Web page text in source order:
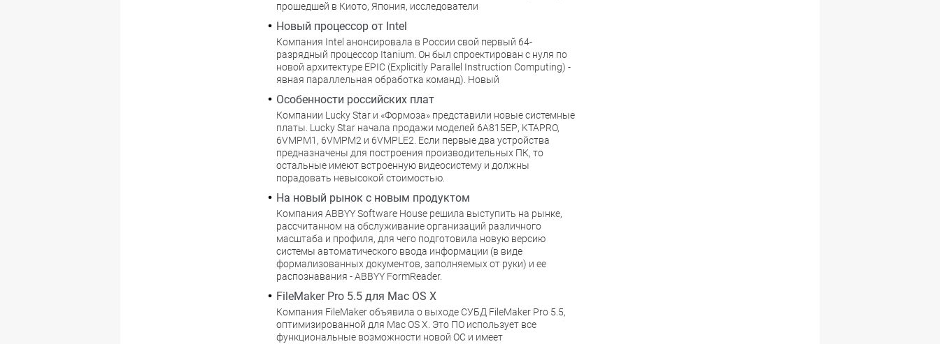
прошедшей в Киото, Япония, исследователи
Новый процессор от Intel
Компания Intel анонсировала в России свой первый 64-
разрядный процессор Itanium. Он был спроектирован с нуля по
новой архитектуре EPIC (Explicitly Parallel Instruction Computing) -
явная параллельная обработка команд). Новый
Особенности российских плат
Компании Lucky Star и «Формоза» представили новые системные
платы. Lucky Star начала продажи моделей 6А815ЕР, KTAPRO,
6VMPM1, 6VMPM2 и 6VMPLE2. Если первые два устройства
предназначены для построения производительных ПК, то
остальные имеют встроенную видеосистему и должны
порадовать невысокой стоимостью.
На новый рынок с новым продуктом
Компания ABBYY Software House решила выступить на рынке,
рассчитанном на обслуживание организаций различного
масштаба и профиля, для чего подготовила новую версию
системы автоматического ввода информации (в виде
формализованных документов, заполняемых от руки) и ее
распознавания - ABBYY FormReader.
FileMaker Pro 5.5 для Mac OS X
Компания FileMaker объявила о выходе СУБД FileMaker Pro 5.5,
оптимизированной для Mac OS X. Это ПО использует все
функциональные возможности новой ОС и имеет